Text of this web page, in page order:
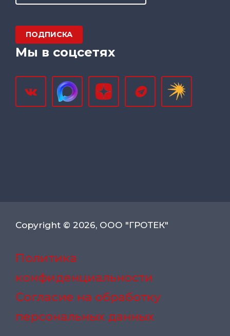
ПОДПИСКА
Мы в соцсетях
Copyright © 2026, ООО "ГРОТЕК"
Политика
конфиденциальности
Согласие на обработку
персональных данных